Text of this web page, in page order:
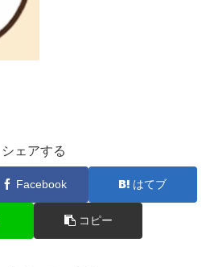
シェアする
Facebook はてブ
コピー